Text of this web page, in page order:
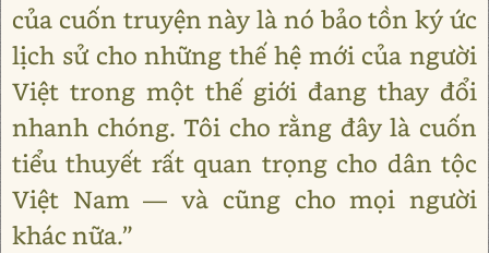
của cuốn truyện này là nó bảo tồn ký ức
lịch sử cho những thế hệ mới của người
Việt trong một thế giới đang thay đổi
nhanh chóng. Tôi cho rằng đây là cuốn
tiểu thuyết rất quan trọng cho dân tộc
Việt Nam — và cũng cho mọi người
khác nữa.”